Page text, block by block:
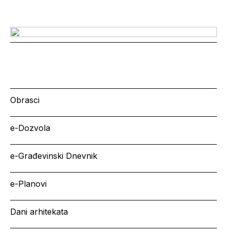
Obrasci
e-Dozvola
e-Građevinski Dnevnik
e-Planovi
Dani arhitekata